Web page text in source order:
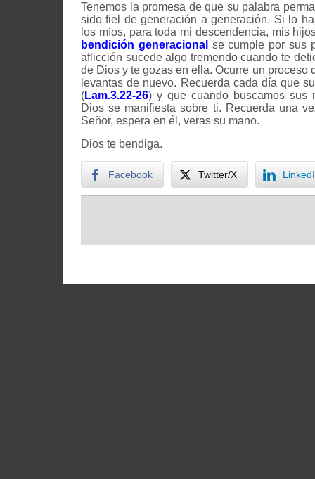
Tenemos la promesa de que su palabra
sido fiel de generación a generación. Si lo
los míos, para toda mi descendencia, mis
bendición generacional se cumple por sus
aflicción sucede algo tremendo cuando te
de Dios y te gozas en ella. Ocurre un proceso
levantas de nuevo. Recuerda cada día que
(Lam.3.22-26) y que cuando buscamos sus
Dios se manifiesta sobre ti. Recuerda una
Señor, espera en él, veras su mano.
Dios te bendiga.
Facebook Twitter/X